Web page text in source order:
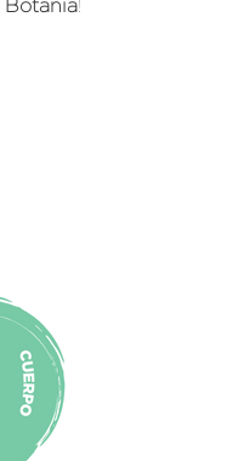
Botania!